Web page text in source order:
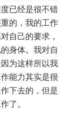
已经是很不错
的，我的工作
自己的要求，
身体。我对自
为这样所以我
能力其实是很
下去的，但是
了。